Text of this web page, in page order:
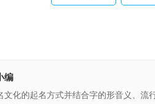
编
文化的起名方式并结合字的形音义、流